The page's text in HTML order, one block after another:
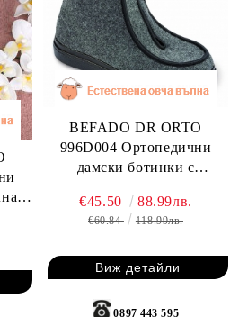
BEFADO DR ORTO
996D004 Ортопедични
дамски ботинки с
€45.50 88.99лв.
€60.84 118.99лв.
Виж детайли
0897 443 595